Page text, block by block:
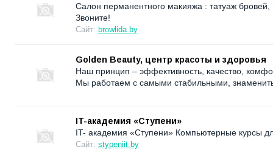
Салон перманентного макияжа : татуаж
Звоните!
Сайт: browlida.by
Golden Beauty, центр красоты и здоровья
Наш принцип – эффективность, качество,
Мы работаем с самыми стабильными,
IT-академия «Ступени»
IT- академия «Ступени» Компьютерные курсы
Сайт: stypeniit.by